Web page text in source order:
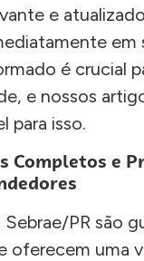
e
em
é crucial
e nossos
para isso.
Completos e
Sebrae/PR são
oferecem uma